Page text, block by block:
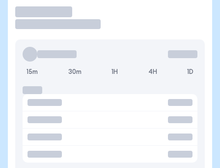
15m 30m 1H 4H 1D